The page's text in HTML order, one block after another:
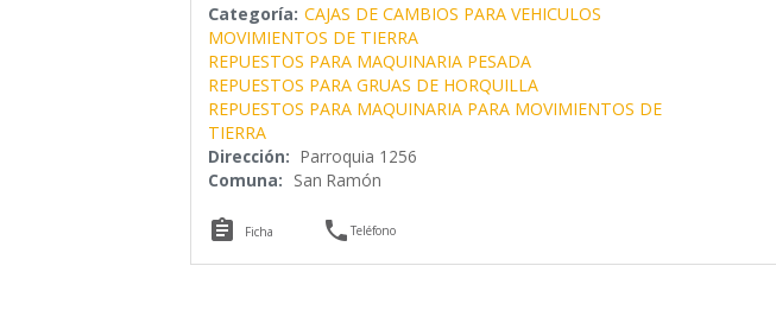
Categoría: CAJAS DE CAMBIOS PARA VEHICULOS
MOVIMIENTOS DE TIERRA
REPUESTOS PARA MAQUINARIA PESADA
REPUESTOS PARA GRUAS DE HORQUILLA
REPUESTOS PARA MAQUINARIA PARA MOVIMIENTOS DE
TIERRA
Dirección: Parroquia 1256
Comuna: San Ramón
 Ficha Teléfono